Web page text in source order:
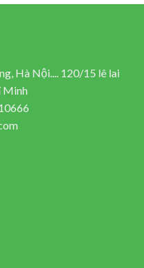
₫.
858.000 ₫.
Hà Nội.... 120/15 lê lai
Minh